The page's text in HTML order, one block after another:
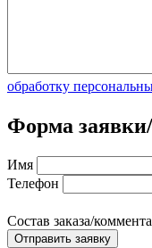
обработку
Форма заявки/
Имя
Телефон
Состав заказа/
Отправить заявку